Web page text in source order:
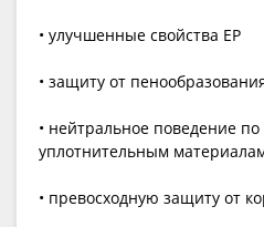
• улучшенные свойства EP
• защиту от
• нейтральное поведение
уплотнительным
• превосходную защиту от